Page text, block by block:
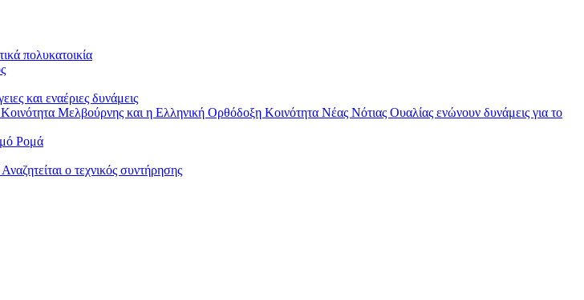
πολυκατοικία
και εναέριες δυνάμεις
Μελβούρνης και η Ελληνική Ορθόδοξη Κοινότητα Νέας Νότιας Ουαλίας ενώνουν δυνάμεις για το
Ρομά
ο τεχνικός συντήρησης